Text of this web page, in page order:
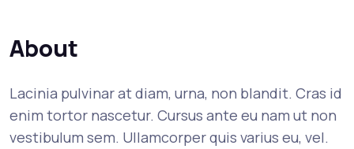
About
Lacinia pulvinar at diam, urna, non blandit. Cras id
enim tortor nascetur. Cursus ante eu nam ut non
vestibulum sem. Ullamcorper quis varius eu, vel.